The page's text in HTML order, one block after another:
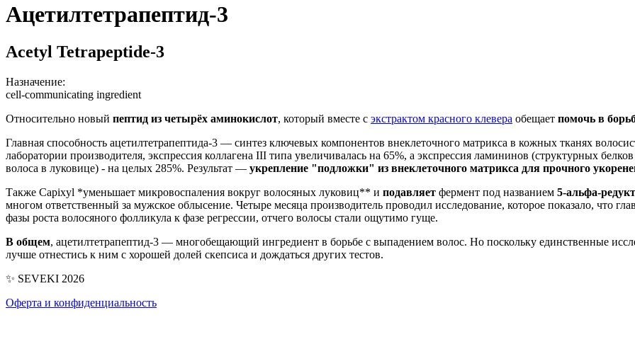
Ацетилтетрапептид-3
Acetyl Tetrapeptide-3
Назначение:
cell-communicating ingredient
Относительно новый пептид из четырёх аминокислот, который вместе с экстрактом красного клевера обещает помочь в
Главная способность ацетилтетрапептида-3 — синтез ключевых компонентов внеклеточного матрикса в кожных тканях
лаборатории производителя, экспрессия коллагена III типа увеличивалась на 65%, а экспрессия ламининов (структурных
волоса в луковице) - на целых 285%. Результат — укрепление "подложки" из внеклеточного матрикса для прочного
Также Capixyl *уменьшает микровоспаления вокруг волосяных луковиц** и подавляет фермент под названием 5-альфа-
многом ответственный за мужское облысение. Четыре месяца производитель проводил исследование, которое показало, что
фазы роста волосяного фолликула к фазе регрессии, отчего волосы стали ощутимо гуще.
В общем, ацетилтетрапептид-3 — многобещающий ингредиент в борьбе с выпадением волос. Но поскольку единственные
лучше отнестись к ним с хорошей долей скепсиса и дождаться других тестов.
✨ SEVEKI 2026
Оферта и конфиденциальность